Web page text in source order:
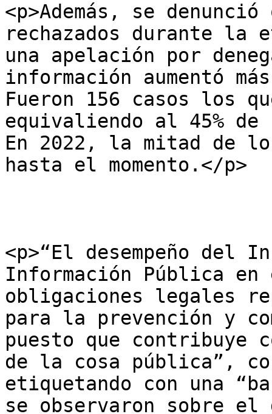
<p>Además, se
rechazados durante
una apelación por
información aumentó
Fueron 156 casos los
equivaliendo al 45%
En 2022, la mitad de
hasta el momento.</p>
<p>“El desempeño del
Información Pública en
obligaciones legales
para la prevención y
puesto que contribuye
de la cosa pública”,
etiquetando con una
se observaron sobre el